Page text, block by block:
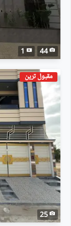
44
1
مقبول ترین
25